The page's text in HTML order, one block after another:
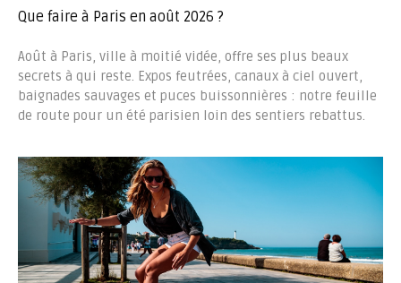
Que faire à Paris en août 2026 ?
Août à Paris, ville à moitié vidée, offre ses plus beaux
secrets à qui reste. Expos feutrées, canaux à ciel ouvert,
baignades sauvages et puces buissonnières : notre feuille
de route pour un été parisien loin des sentiers rebattus.